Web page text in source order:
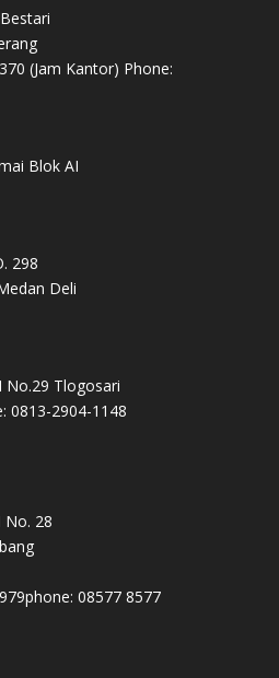
(Jam Kantor) Phone:
Blok AI
298
Deli
No.29 Tlogosari
0813-2904-1148
No. 28
08577 8577